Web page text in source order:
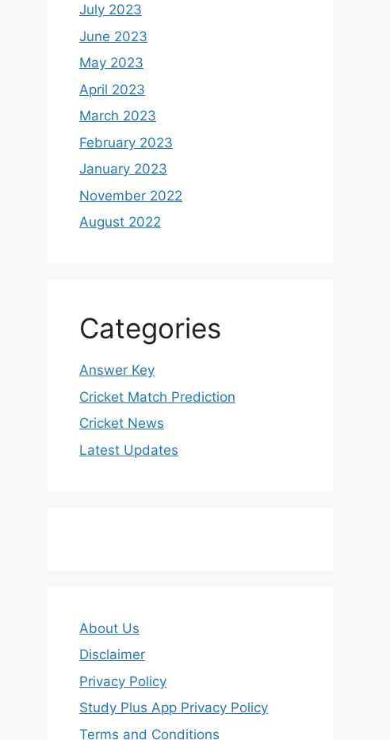
July 2023
June 2023
May 2023
April 2023
March 2023
February 2023
January 2023
November 2022
August 2022
Categories
Answer Key
Cricket Match Prediction
Cricket News
Latest Updates
About Us
Disclaimer
Privacy Policy
Study Plus App Privacy Policy
Terms and Conditions